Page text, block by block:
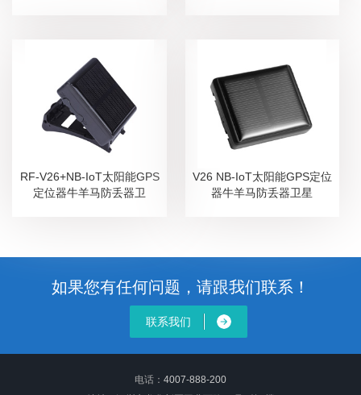
RF-V26+NB-IoT太阳能GPS
定位器牛羊马防丢器卫
V26 NB-IoT太阳能GPS定位
器牛羊马防丢器卫星
如果您有任何问题，请跟我们联系！
联系我们
电话： 4007-888-200